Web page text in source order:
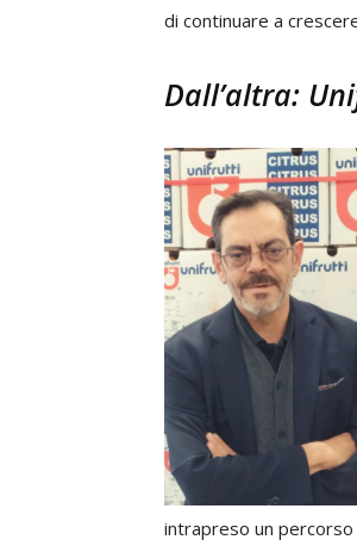
di continuare a
Dall’altra:
intrapreso un